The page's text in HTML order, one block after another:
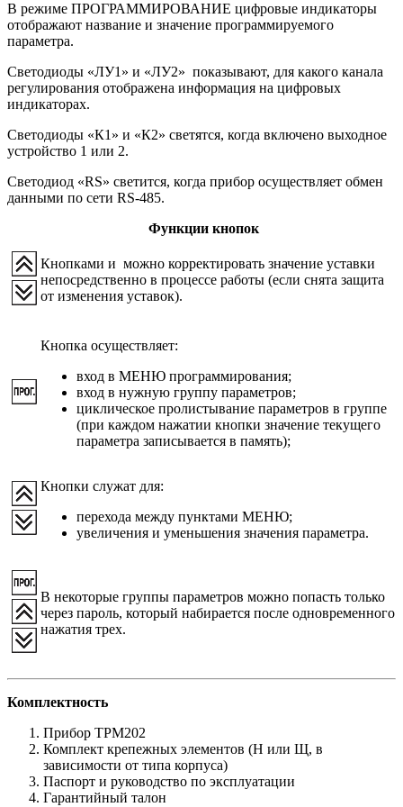
В режиме ПРОГРАММИРОВАНИЕ цифровые индикаторы
отображают название и значение программируемого
параметра.
Светодиоды «ЛУ1» и «ЛУ2» показывают, для какого канала
регулирования отображена информация на цифровых
индикаторах.
Светодиоды «К1» и «К2» светятся, когда включено выходное
устройство 1 или 2.
Светодиод «RS» светится, когда прибор осуществляет обмен
данными по сети RS-485.
Функции кнопок
Кнопками и можно корректировать значение уставки
непосредственно в процессе работы (если снята защита
от изменения уставок).
Кнопка осуществляет:
вход в МЕНЮ программирования;
вход в нужную группу параметров;
циклическое пролистывание параметров в группе
(при каждом нажатии кнопки значение текущего
параметра записывается в память);
Кнопки служат для:
перехода между пунктами МЕНЮ;
увеличения и уменьшения значения параметра.
В некоторые группы параметров можно попасть только
через пароль, который набирается после одновременного
нажатия трех.
Комплектность
Прибор ТРМ202
Комплект крепежных элементов (Н или Щ, в
зависимости от типа корпуса)
Паспорт и руководство по эксплуатации
Гарантийный талон